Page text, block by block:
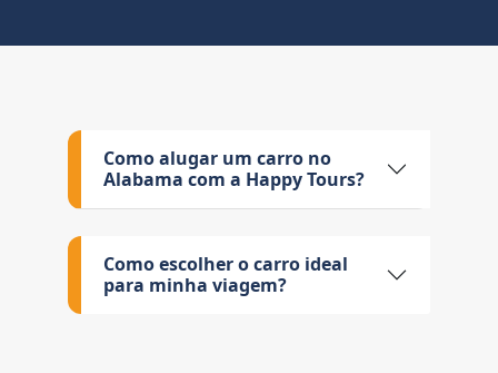
Como alugar um carro no
Alabama com a Happy Tours?
Como escolher o carro ideal
para minha viagem?